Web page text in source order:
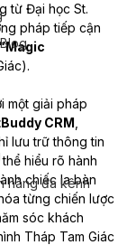
hàng đa kênh
từ Đại học St.
pháp tiếp cận
“Magic
một giải pháp
CRM
lưu trữ thông tin
hiểu rõ hành
chiếc la bàn
từng chiến lược
sóc khách
Tháp Tam Giác